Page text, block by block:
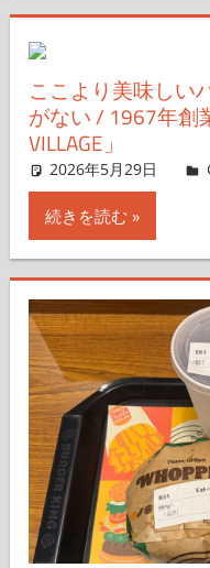
ここより美味しい
がない / 1967年創
VILLAGE」
2026年5月29日
続きを読む